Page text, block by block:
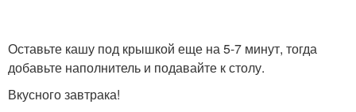
Оставьте кашу под крышкой еще на 5-7 минут, тогда
добавьте наполнитель и подавайте к столу.
Вкусного завтрака!